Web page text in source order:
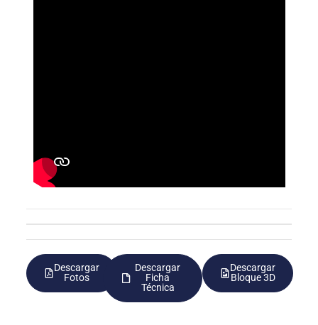
Descargar
Fotos
Descargar
Ficha
Técnica
Descargar
Bloque 3D